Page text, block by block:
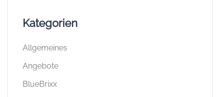
Kategorien
Allgemeines
Angebote
BlueBrixx